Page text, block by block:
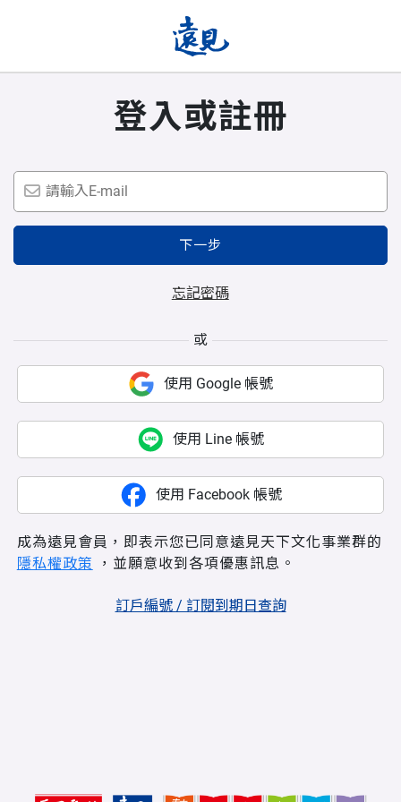
登入或註冊
下一步
忘記密碼
或
使用 Google 帳號
使用 Line 帳號
使用 Facebook 帳號
成為遠見會員，即表示您已同意遠見天下文化事業群的
隱私權政策 ，並願意收到各項優惠訊息。
訂戶編號 / 訂閱到期日查詢